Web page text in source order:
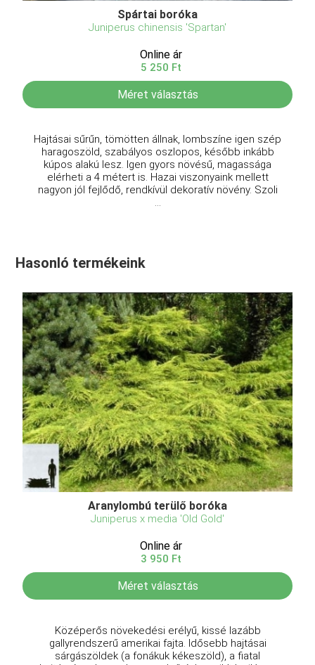
Spártai boróka
Juniperus chinensis 'Spartan'
Online ár
5 250 Ft
Méret választás
Hajtásai sűrűn, tömötten állnak, lombszíne igen szép
haragoszöld, szabályos oszlopos, később inkább
kúpos alakú lesz. Igen gyors növésű, magassága
elérheti a 4 métert is. Hazai viszonyaink mellett
nagyon jól fejlődő, rendkívül dekoratív növény. Szoli
...
Hasonló termékeink
Aranylombú terülő boróka
Juniperus x media 'Old Gold'
Online ár
3 950 Ft
Méret választás
Középerős növekedési erélyű, kissé lazább
gallyrendszerű amerikai fajta. Idősebb hajtásai
sárgászöldek (a fonákuk kékeszöld), a fiatal